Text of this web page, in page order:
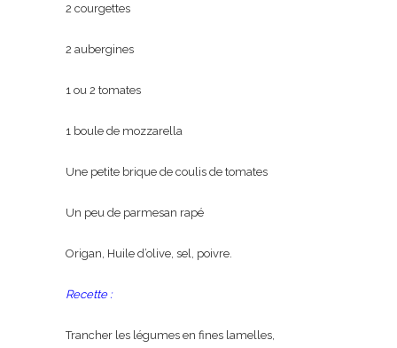
2 courgettes
2 aubergines
1 ou 2 tomates
1 boule de mozzarella
Une petite brique de coulis de tomates
Un peu de parmesan rapé
Origan, Huile d’olive, sel, poivre.
Recette :
Trancher les légumes en fines lamelles,